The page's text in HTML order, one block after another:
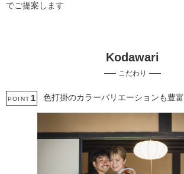
豊富な色打掛・着物
でご提案します
Kodawari
こだわり
POINT 1 色打掛のカラーバリエーションも豊富